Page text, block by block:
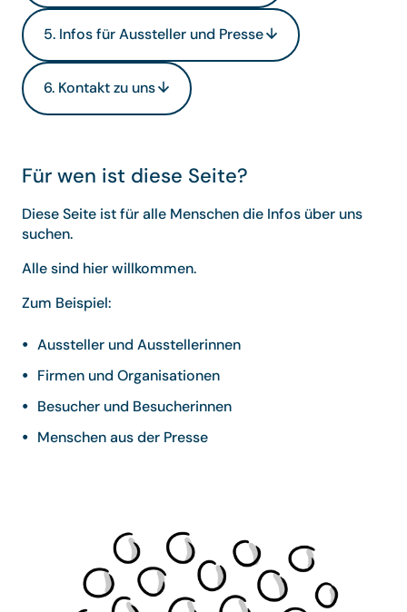
5. Infos für Aussteller und Presse
6. Kontakt zu uns
Für wen ist diese Seite?
Diese Seite ist für alle Menschen die Infos über uns
suchen.
Alle sind hier willkommen.
Zum Beispiel:
Aussteller und Ausstellerinnen
Firmen und Organisationen
Besucher und Besucherinnen
Menschen aus der Presse